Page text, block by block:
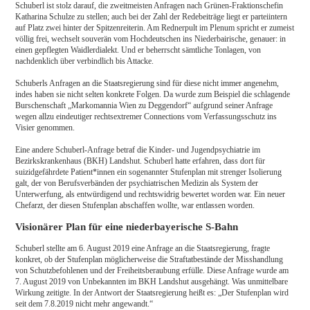
Schuberl ist stolz darauf, die zweitmeisten Anfragen nach Grünen-Fraktionschefin
Katharina Schulze zu stellen; auch bei der Zahl der Redebeiträge liegt er parteiintern
auf Platz zwei hinter der Spitzenreiterin. Am Rednerpult im Plenum spricht er zumeist
völlig frei, wechselt souverän vom Hochdeutschen ins Niederbairische, genauer: in
einen gepflegten Waidlerdialekt. Und er beherrscht sämtliche Tonlagen, von
nachdenklich über verbindlich bis Attacke.
Schuberls Anfragen an die Staatsregierung sind für diese nicht immer angenehm,
indes haben sie nicht selten konkrete Folgen. Da wurde zum Beispiel die schlagende
Burschenschaft „Markomannia Wien zu Deggendorf“ aufgrund seiner Anfrage
wegen allzu eindeutiger rechtsextremer Connections vom Verfassungsschutz ins
Visier genommen.
Eine andere Schuberl-Anfrage betraf die Kinder- und Jugendpsychiatrie im
Bezirkskrankenhaus (BKH) Landshut. Schuberl hatte erfahren, dass dort für
suizidgefährdete Patient*innen ein sogenannter Stufenplan mit strenger Isolierung
galt, der von Berufsverbänden der psychiatrischen Medizin als System der
Unterwerfung, als entwürdigend und rechtswidrig bewertet worden war. Ein neuer
Chefarzt, der diesen Stufenplan abschaffen wollte, war entlassen worden.
Visionärer Plan für eine niederbayerische S-Bahn
Schuberl stellte am 6. August 2019 eine Anfrage an die Staatsregierung, fragte
konkret, ob der Stufenplan möglicherweise die Straftatbestände der Misshandlung
von Schutzbefohlenen und der Freiheitsberaubung erfülle. Diese Anfrage wurde am
7. August 2019 von Unbekannten im BKH Landshut ausgehängt. Was unmittelbare
Wirkung zeitigte. In der Antwort der Staatsregierung heißt es: „Der Stufenplan wird
seit dem 7.8.2019 nicht mehr angewandt.“